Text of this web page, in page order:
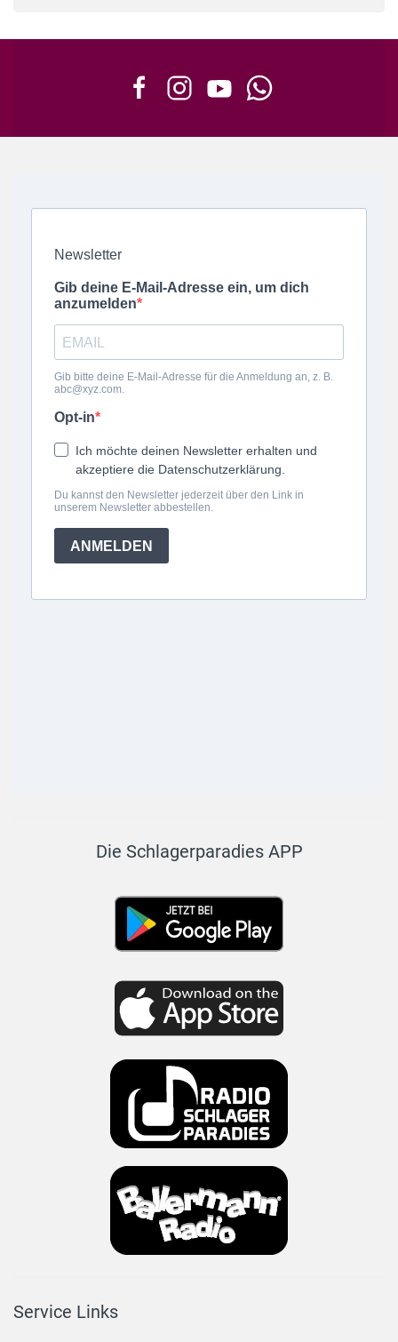
Die Schlagerparadies APP
Service Links